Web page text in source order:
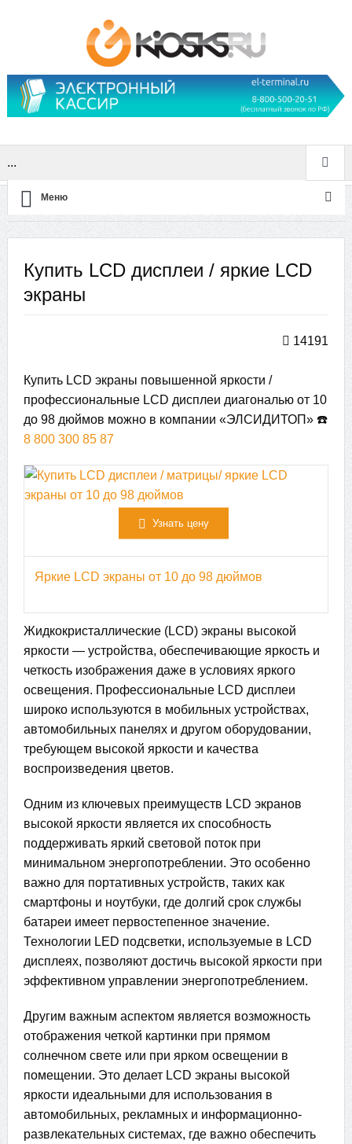
...
Меню
Главная
Купить LCD дисплеи / яркие LCD
экраны
14191
Купить LCD экраны повышенной яркости /
профессиональные LCD дисплеи диагональю от 10
до 98 дюймов можно в компании «ЭЛСИДИТОП» ☎️
8 800 300 85 87
Узнать цену
Яркие LCD экраны от 10 до 98 дюймов
Жидкокристаллические (LCD) экраны высокой
яркости — устройства, обеспечивающие яркость и
четкость изображения даже в условиях яркого
освещения. Профессиональные LCD дисплеи
широко используются в мобильных устройствах,
автомобильных панелях и другом оборудовании,
требующем высокой яркости и качества
воспроизведения цветов.
Одним из ключевых преимуществ LCD экранов
высокой яркости является их способность
поддерживать яркий световой поток при
минимальном энергопотреблении. Это особенно
важно для портативных устройств, таких как
смартфоны и ноутбуки, где долгий срок службы
батареи имеет первостепенное значение.
Технологии LED подсветки, используемые в LCD
дисплеях, позволяют достичь высокой яркости при
эффективном управлении энергопотреблением.
Другим важным аспектом является возможность
отображения четкой картинки при прямом
солнечном свете или при ярком освещении в
помещении. Это делает LCD экраны высокой
яркости идеальными для использования в
автомобильных, рекламных и информационно-
развлекательных системах, где важно обеспечить